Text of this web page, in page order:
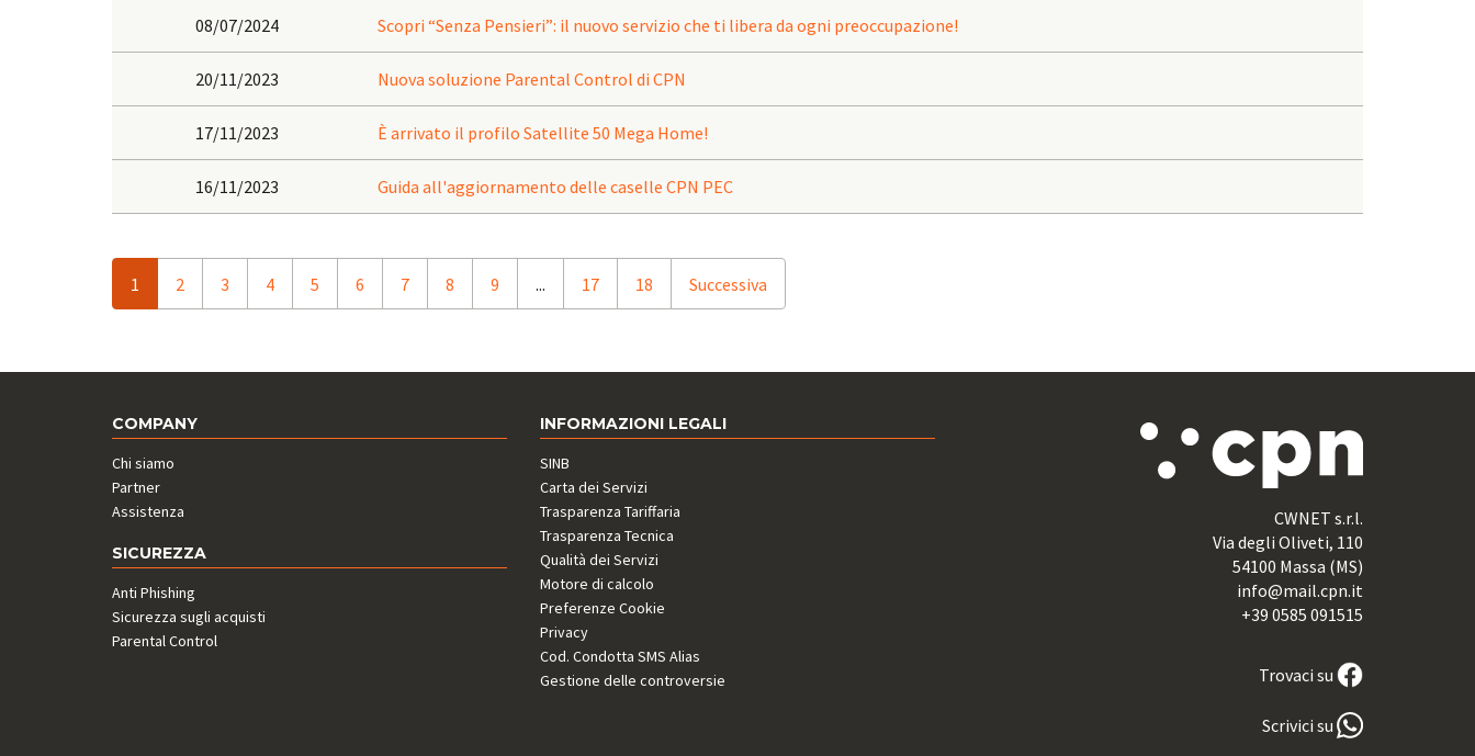
08/07/2024 Scopri “Senza Pensieri”: il nuovo servizio che ti libera da ogni preoccupazione!
20/11/2023 Nuova soluzione Parental Control di CPN
17/11/2023 È arrivato il profilo Satellite 50 Mega Home!
16/11/2023 Guida all'aggiornamento delle caselle CPN PEC
1 2 3 4 5 6 7 8 9 ... 17 18 Successiva
COMPANY
Chi siamo
Partner
Assistenza
SICUREZZA
Anti Phishing
Sicurezza sugli acquisti
Parental Control
INFORMAZIONI LEGALI
SINB
Carta dei Servizi
Trasparenza Tariffaria
Trasparenza Tecnica
Qualità dei Servizi
Motore di calcolo
Preferenze Cookie
Privacy
Cod. Condotta SMS Alias
Gestione delle controversie
CWNET s.r.l.
Via degli Oliveti, 110
54100 Massa (MS)
info@mail.cpn.it
+39 0585 091515
Trovaci su
Scrivici su